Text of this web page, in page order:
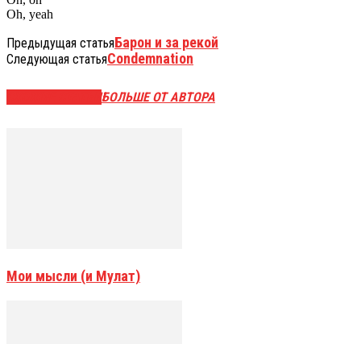
Oh, yeah
Предыдущая статьяБарон и за рекой
Следующая статьяCondemnation
БОЛЬШЕ ОТ АВТОРА
Мои мысли (и Мулат)